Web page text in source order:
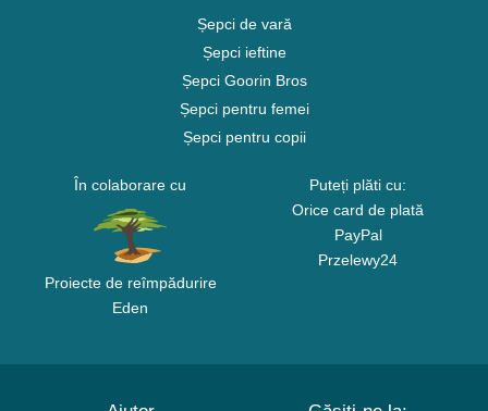
Șepci de vară
Șepci ieftine
Șepci Goorin Bros
Șepci pentru femei
Șepci pentru copii
În colaborare cu
Proiecte de reîmpădurire
Eden
Puteți plăti cu:
Orice card de plată
PayPal
Przelewy24